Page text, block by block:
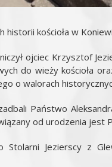
historii kościoła w
ojciec Krzysztof
do wieży kościoła
o walorach
Państwo
od urodzenia jest
Jezierscy z